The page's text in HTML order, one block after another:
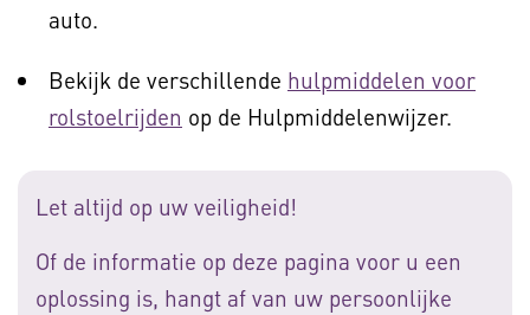
auto.
Bekijk de verschillende hulpmiddelen voor
rolstoelrijden op de Hulpmiddelenwijzer.
Let altijd op uw veiligheid!
Of de informatie op deze pagina voor u een
oplossing is, hangt af van uw persoonlijke